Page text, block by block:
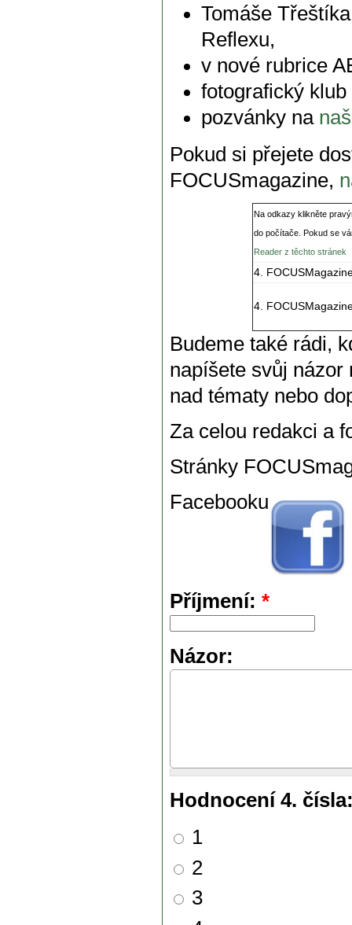
Tomáše
Reflexu,
v nové rubrice
fotografický
pozvánky na
Pokud si přejete
FOCUSmagazine,
Na odkazy klikněte
do počítače. Pokud se
Reader z těchto stránek
4.
4.
Budeme také rádi,
napíšete svůj
nad tématy nebo
Za celou redakci a
Stránky
Facebooku
Příjmení: *
Názor:
Hodnocení 4.
1
2
3